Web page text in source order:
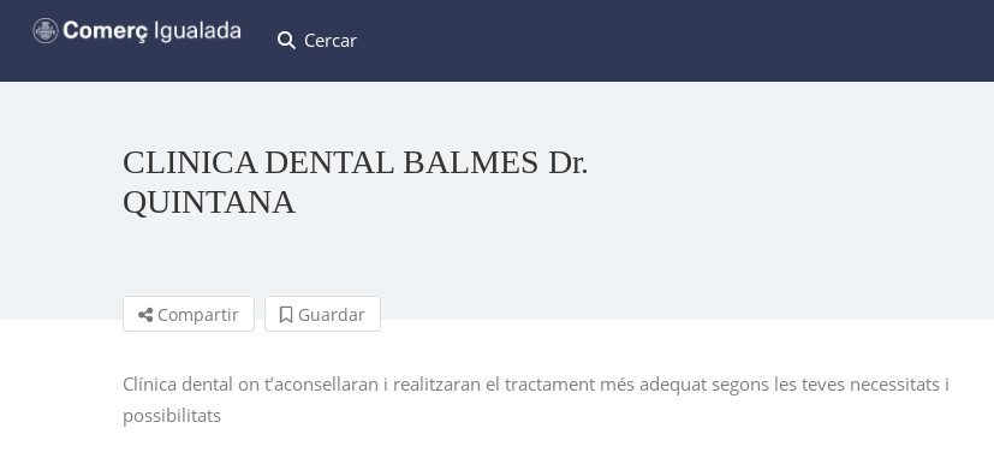
Cercar
CLINICA DENTAL BALMES Dr.
QUINTANA
Compartir Guardar
Clínica dental on t’aconsellaran i realitzaran el tractament més adequat segons les teves necessitats i
possibilitats